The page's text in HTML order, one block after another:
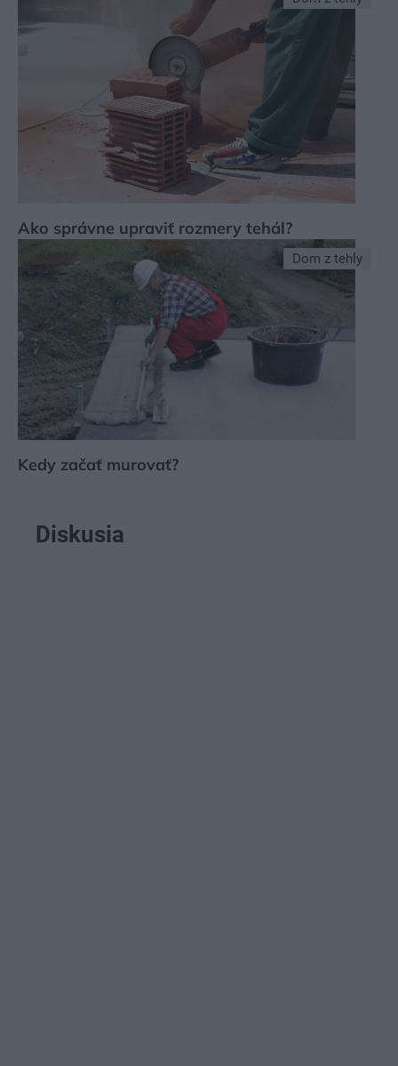
Ako správne upraviť rozmery tehál?
Dom z tehly
Kedy začať murovať?
Diskusia